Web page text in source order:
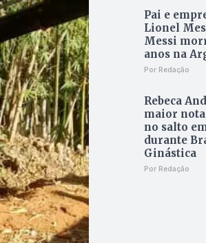
Pai e
Lionel
Messi
anos na
Por Redação
Rebeca
maior
no salto
durante
Ginástica
Por Redação